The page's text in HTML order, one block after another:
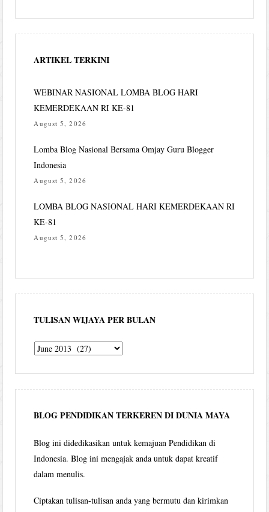
ARTIKEL TERKINI
WEBINAR NASIONAL LOMBA BLOG HARI
KEMERDEKAAN RI KE-81
August 5, 2026
Lomba Blog Nasional Bersama Omjay Guru Blogger
Indonesia
August 5, 2026
LOMBA BLOG NASIONAL HARI KEMERDEKAAN RI
KE-81
August 5, 2026
TULISAN WIJAYA PER BULAN
Tulisan
per
bulan
BLOG PENDIDIKAN TERKEREN DI DUNIA MAYA
Blog ini didedikasikan untuk kemajuan Pendidikan di
Indonesia. Blog ini mengajak anda untuk dapat kreatif
dalam menulis.
Ciptakan tulisan-tulisan anda yang bermutu dan kirimkan